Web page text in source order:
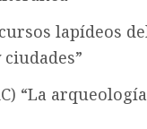
lapídeos
“La